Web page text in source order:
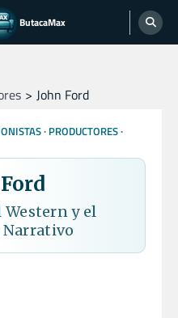
ButacaMax
John Ford
PRODUCTORES
Western y el
Narrativo